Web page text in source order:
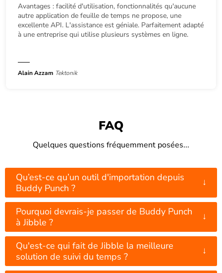
Avantages : facilité d'utilisation, fonctionnalités qu'aucune
autre application de feuille de temps ne propose, une
excellente API. L'assistance est géniale. Parfaitement adapté
à une entreprise qui utilise plusieurs systèmes en ligne.
Alain Azzam Tektonik
FAQ
Quelques questions fréquemment posées...
Qu’est-ce qu’un outil d'importation depuis
Buddy Punch ?
↓
Pourquoi devrais-je passer de Buddy Punch
à Jibble ?
↓
Qu'est-ce qui fait de Jibble la meilleure
solution de suivi du temps ?
↓